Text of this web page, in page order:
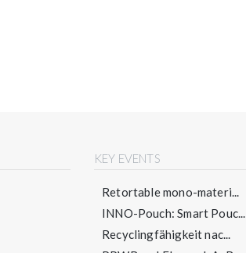
KEY EVENTS
Retortable mono-materi...
INNO-Pouch: Smart Pouc...
Recyclingfähigkeit nac...